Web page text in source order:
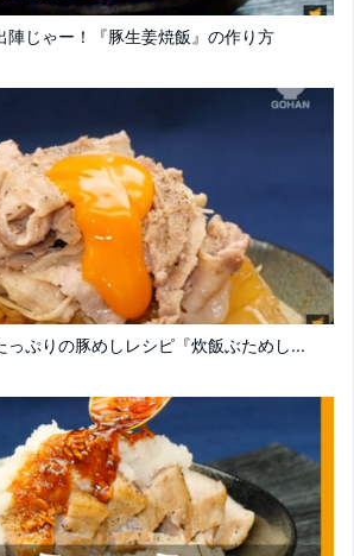
陣じゃー！『豚生姜焼飯』の作り方
っぷりの豚めしレシピ『炊飯ぶためし...